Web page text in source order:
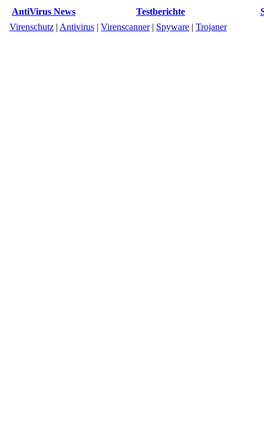
AntiVirus News Testberichte
Virenschutz | Antivirus | Virenscanner| Spyware | Trojaner